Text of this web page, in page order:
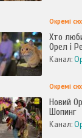
Окремі
Хто
Орел і
Канал:
Окремі
Новий
Шопинг
Канал: